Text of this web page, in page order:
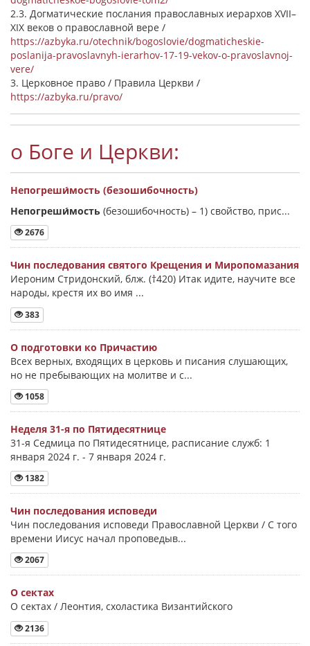
2.3. Догматические послания православных иерархов XVII–
XIX веков о православной вере /
https://azbyka.ru/otechnik/bogoslovie/dogmaticheskie-
poslanija-pravoslavnyh-ierarhov-17-19-vekov-o-pravoslavnoj-
vere/
3. Церковное право / Правила Церкви /
https://azbyka.ru/pravo/
о Боге и Церкви:
Непогреши́мость (безошибочность)
Непогреши́мость (безошибочность) – 1) свойство, прис...
2676
Чин последования святого Крещения и Миропомазания
Иероним Стридонский, блж. (†420) Итак идите, научите все
народы, крестя их во имя ...
383
О подготовки ко Причастию
Всех верных, входящих в церковь и писания слушающих,
но не пребывающих на молитве и с...
1058
Неделя 31-я по Пятидесятнице
31-я Седмица по Пятидесятнице, расписание служб: 1
января 2024 г. - 7 января 2024 г.
1382
Чин последования исповеди
Чин последования исповеди Православной Церкви / С того
времени Иисус начал проповедыв...
2067
О сектах
О сектах / Леонтия, схоластика Византийского
2136